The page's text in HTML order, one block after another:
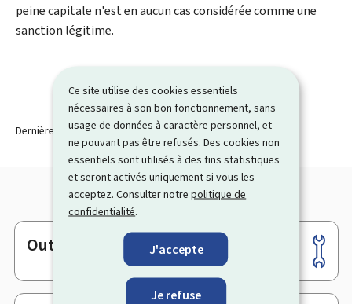
Ce site utilise des cookies essentiels
nécessaires à son bon fonctionnement, sans
usage de données à caractère personnel, et
ne pouvant pas être refusés. Des cookies non
essentiels sont utilisés à des fins statistiques
et seront activés uniquement si vous les
acceptez. Consulter notrepolitique de
confidentialité.
J'accepte
Je refuse
peine capitale n'est en aucun cas considérée comme une
sanction légitime.
Dernière modification le02.12.2025
Pied
de
page
Outils